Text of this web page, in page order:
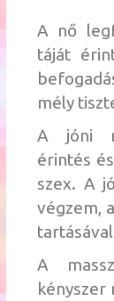
A nő
táját
mély
A jóni
érintés
szex. A
végzem,
A
kényszer